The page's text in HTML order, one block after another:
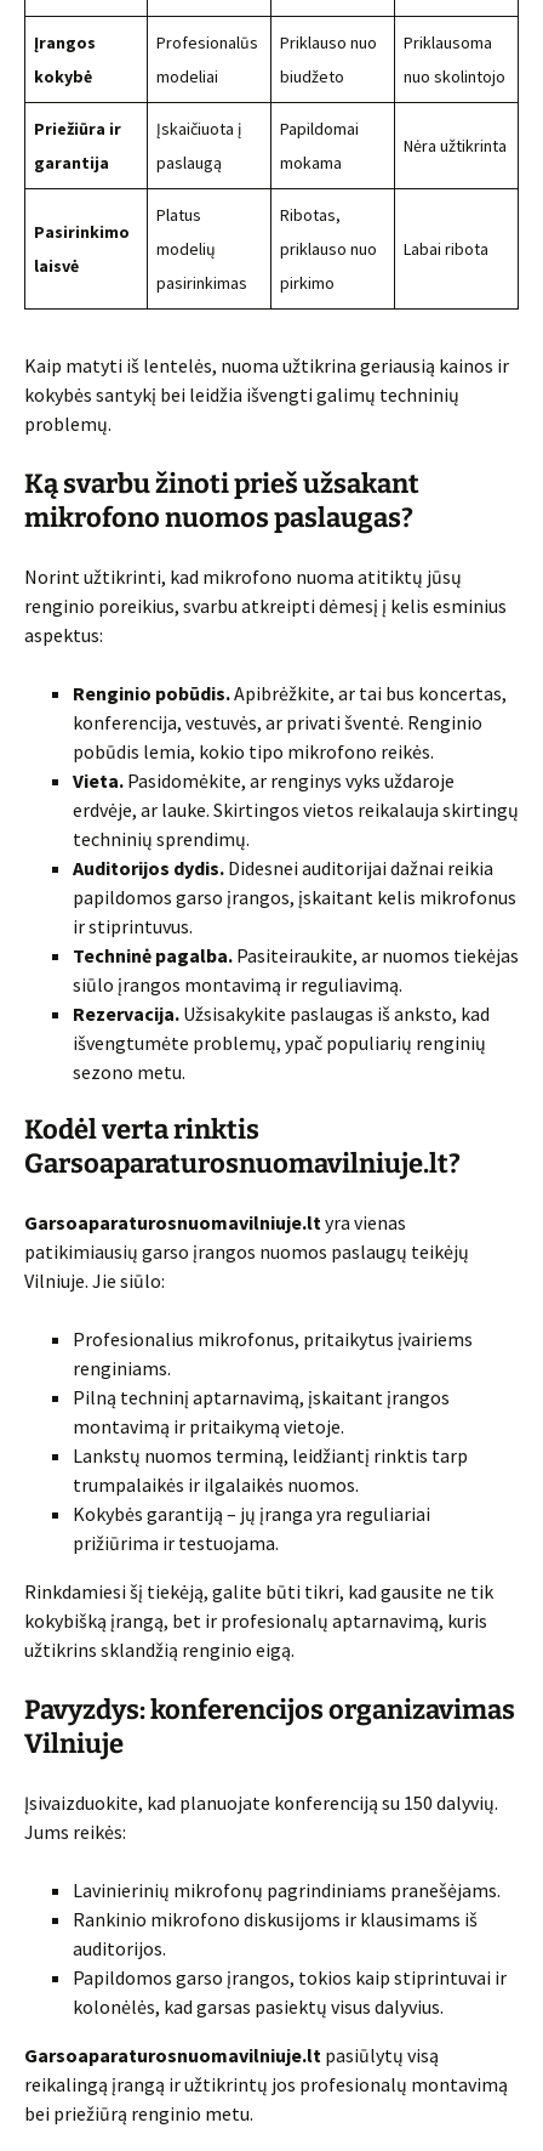
Įrangos
kokybė
Profesionalūs
modeliai
Priklauso nuo
biudžeto
Priklausoma
nuo skolintojo
Priežiūra ir
garantija
Įskaičiuota į
paslaugą
Papildomai
mokama
Nėra užtikrinta
Pasirinkimo
laisvė
Platus
modelių
pasirinkimas
Ribotas,
priklauso nuo
pirkimo
Labai ribota
Kaip matyti iš lentelės, nuoma užtikrina geriausią kainos ir
kokybės santykį bei leidžia išvengti galimų techninių
problemų.
Ką svarbu žinoti prieš užsakant
mikrofono nuomos paslaugas?
Norint užtikrinti, kad mikrofono nuoma atitiktų jūsų
renginio poreikius, svarbu atkreipti dėmesį į kelis esminius
aspektus:
Renginio pobūdis.Apibrėžkite, ar tai bus koncertas,
konferencija, vestuvės, ar privati šventė. Renginio
pobūdis lemia, kokio tipo mikrofono reikės.
Vieta. Pasidomėkite, ar renginys vyks uždaroje
erdvėje, ar lauke. Skirtingos vietos reikalauja skirtingų
techninių sprendimų.
Auditorijos dydis. Didesnei auditorijai dažnai reikia
papildomos garso įrangos, įskaitant kelis mikrofonus
ir stiprintuvus.
Techninė pagalba. Pasiteiraukite, ar nuomos tiekėjas
siūlo įrangos montavimą ir reguliavimą.
Rezervacija. Užsisakykite paslaugas iš anksto, kad
išvengtumėte problemų, ypač populiarių renginių
sezono metu.
Kodėl verta rinktis
Garsoaparaturosnuomavilniuje.lt?
Garsoaparaturosnuomavilniuje.ltyra vienas
patikimiausių garso įrangos nuomos paslaugų teikėjų
Vilniuje. Jie siūlo:
Profesionalius mikrofonus, pritaikytus įvairiems
renginiams.
Pilną techninį aptarnavimą, įskaitant įrangos
montavimą ir pritaikymą vietoje.
Lankstų nuomos terminą, leidžiantį rinktis tarp
trumpalaikės ir ilgalaikės nuomos.
Kokybės garantiją – jų įranga yra reguliariai
prižiūrima ir testuojama.
Rinkdamiesi šį tiekėją, galite būti tikri, kad gausite ne tik
kokybišką įrangą, bet ir profesionalų aptarnavimą, kuris
užtikrins sklandžią renginio eigą.
Pavyzdys: konferencijos organizavimas
Vilniuje
Įsivaizduokite, kad planuojate konferenciją su 150 dalyvių.
Jums reikės:
Lavinierinių mikrofonų pagrindiniams pranešėjams.
Rankinio mikrofono diskusijoms ir klausimams iš
auditorijos.
Papildomos garso įrangos, tokios kaip stiprintuvai ir
kolonėlės, kad garsas pasiektų visus dalyvius.
Garsoaparaturosnuomavilniuje.lt pasiūlytų visą
reikalingą įrangą ir užtikrintų jos profesionalų montavimą
bei priežiūrą renginio metu.